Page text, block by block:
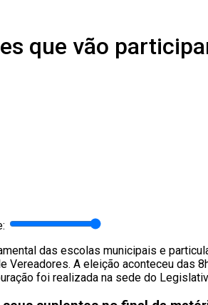
que vão
das escolas municipais e
Vereadores. A eleição aconteceu das
foi realizada na sede do